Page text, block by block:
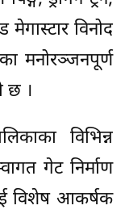
मेगास्टार विनोद
मनोरञ्जनपूर्ण
छ ।
विभिन्न
गेट निर्माण
विशेष आकर्षक